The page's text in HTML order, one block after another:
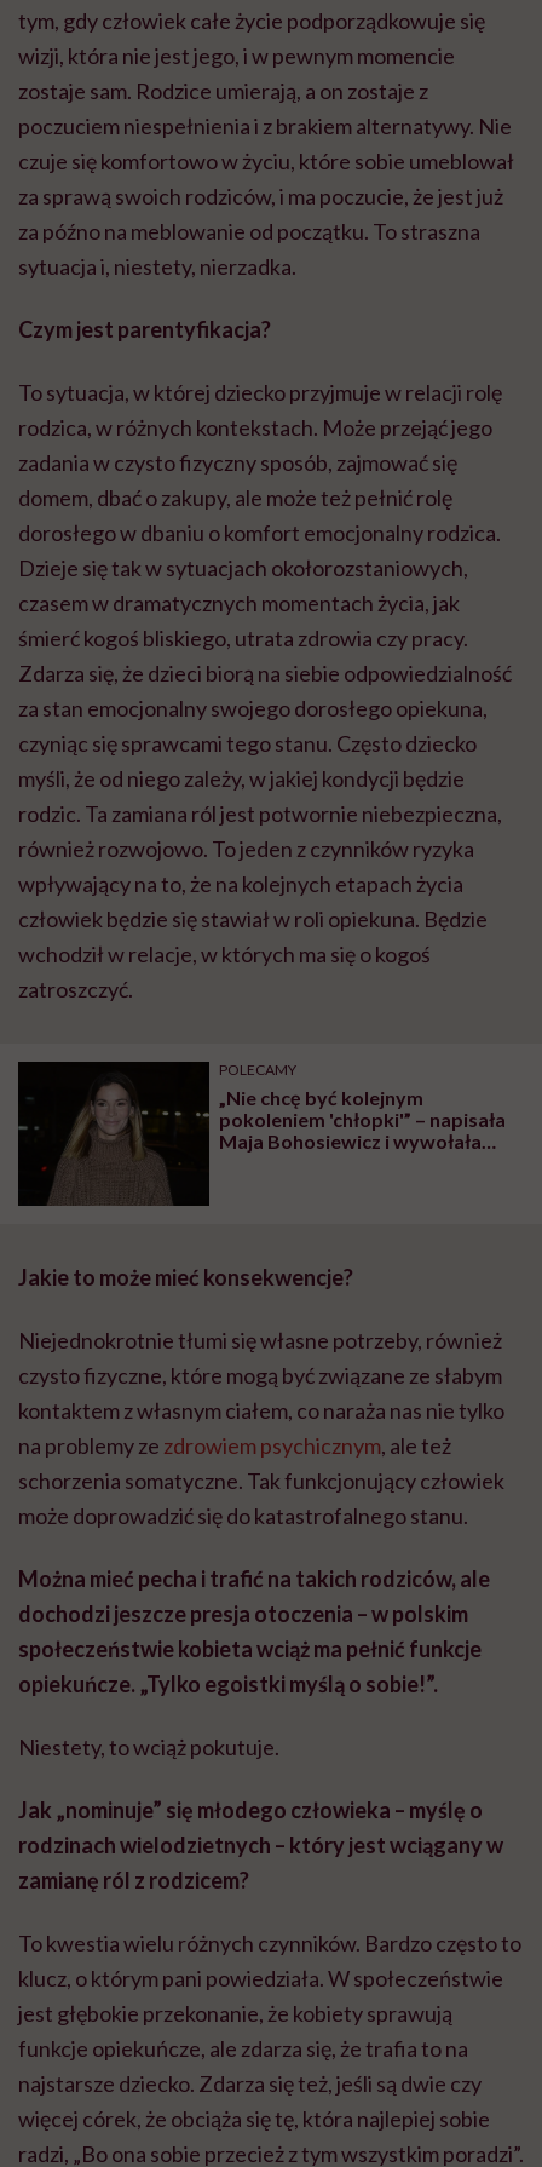
tym, gdy człowiek całe życie podporządkowuje się
wizji, która nie jest jego, i w pewnym momencie
zostaje sam. Rodzice umierają, a on zostaje z
poczuciem niespełnienia i z brakiem alternatywy. Nie
czuje się komfortowo w życiu, które sobie umeblował
za sprawą swoich rodziców, i ma poczucie, że jest już
za późno na meblowanie od początku. To straszna
sytuacja i, niestety, nierzadka.
Czym jest parentyfikacja?
To sytuacja, w której dziecko przyjmuje w relacji rolę
rodzica, w różnych kontekstach. Może przejąć jego
zadania w czysto fizyczny sposób, zajmować się
domem, dbać o zakupy, ale może też pełnić rolę
dorosłego w dbaniu o komfort emocjonalny rodzica.
Dzieje się tak w sytuacjach okołorozstaniowych,
czasem w dramatycznych momentach życia, jak
śmierć kogoś bliskiego, utrata zdrowia czy pracy.
Zdarza się, że dzieci biorą na siebie odpowiedzialność
za stan emocjonalny swojego dorosłego opiekuna,
czyniąc się sprawcami tego stanu. Często dziecko
myśli, że od niego zależy, w jakiej kondycji będzie
rodzic. Ta zamiana ról jest potwornie niebezpieczna,
również rozwojowo. To jeden z czynników ryzyka
wpływający na to, że na kolejnych etapach życia
człowiek będzie się stawiał w roli opiekuna. Będzie
wchodził w relacje, w których ma się o kogoś
zatroszczyć.
POLECAMY
„Nie chcę być kolejnym
pokoleniem 'chłopki'” – napisała
Maja Bohosiewicz i wywołała
Jakie to może mieć konsekwencje?
Niejednokrotnie tłumi się własne potrzeby, również
czysto fizyczne, które mogą być związane ze słabym
kontaktem z własnym ciałem, co naraża nas nie tylko
na problemy ze zdrowiem psychicznym, ale też
schorzenia somatyczne. Tak funkcjonujący człowiek
może doprowadzić się do katastrofalnego stanu.
Można mieć pecha i trafić na takich rodziców, ale
dochodzi jeszcze presja otoczenia – w polskim
społeczeństwie kobieta wciąż ma pełnić funkcje
opiekuńcze. „Tylko egoistki myślą o sobie!”.
Niestety, to wciąż pokutuje.
Jak „nominuje” się młodego człowieka – myślę o
rodzinach wielodzietnych – który jest wciągany w
zamianę ról z rodzicem?
To kwestia wielu różnych czynników. Bardzo często to
klucz, o którym pani powiedziała. W społeczeństwie
jest głębokie przekonanie, że kobiety sprawują
funkcje opiekuńcze, ale zdarza się, że trafia to na
najstarsze dziecko. Zdarza się też, jeśli są dwie czy
więcej córek, że obciąża się tę, która najlepiej sobie
radzi, „Bo ona sobie przecież z tym wszystkim poradzi”.